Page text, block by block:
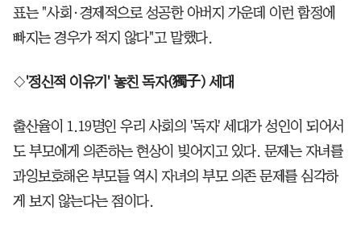
표는 "사회·경제적으로 성공한 아버지 가운데 이런 함정에
빠지는 경우가 적지 않다"고 말했다.
◇'정신적 이유기' 놓친 독자(獨子) 세대
출산율이 1.19명인 우리 사회의 '독자' 세대가 성인이 되어서
도 부모에게 의존하는 현상이 빚어지고 있다. 문제는 자녀를
과잉보호해온 부모들 역시 자녀의 부모 의존 문제를 심각하
게 보지 않는다는 점이다.